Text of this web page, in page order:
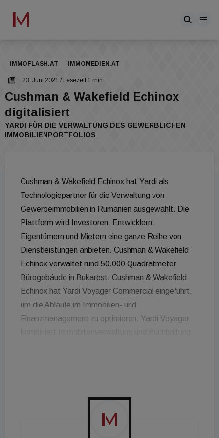
IMMOFLASH.AT IMMOMEDIEN.AT
23. Juni 2021 / Lesezeit 1 min
Cushman & Wakefield Echinox
digitalisiert
YARDI FÜR DIE VERWALTUNG DES GEWERBLICHEN
IMMOBILIENPORTFOLIOS
Cushman & Wakefield Echinox hat Yardi als
Technologiepartner für die Verwaltung von
Gewerbeimmobilien in Rumänien ausgewählt. Die
Plattform wird Investoren, Entwicklern,
Eigentümern und Mietern eine ganze Reihe von
Dienstleistungen anbieten. Cushman & Wakefield
Echinox verwaltet rund 50.000 Quadratmeter
Bürogebäude in Bukarest. Cushman & Wakefield
Echinox hat Yardi Voyager Commercial eingeführt,
um die Abläufe im Immobilien- und
Finanzmanagement zu optimieren. Yardi Voyager
Yardi Voyager Commercial als integrierte Plattform
für das Immobilien-, Finanz- und
Nebenkostenmanagement, die Abrechnung mit den